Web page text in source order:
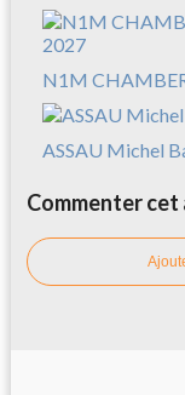
N1M
ASSAU Michel
Commenter